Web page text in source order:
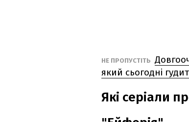
НЕ ПРОПУСТІТЬ
який сьогодні
Які серіали